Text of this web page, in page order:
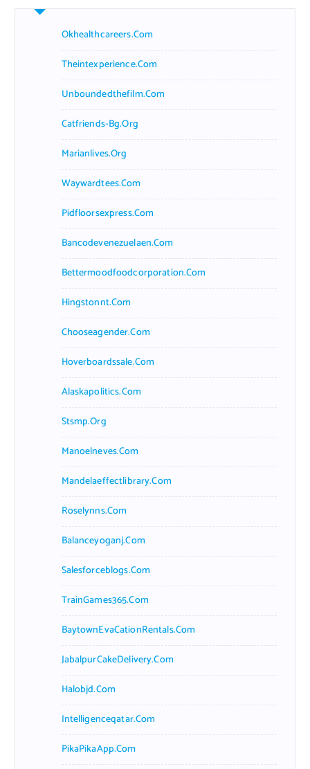
Okhealthcareers.com
Theintexperience.com
Unboundedthefilm.com
Catfriends-Bg.org
Marianlives.org
Waywardtees.com
Pidfloorsexpress.com
Bancodevenezuelaen.com
Bettermoodfoodcorporation.com
Hingstonnt.com
Chooseagender.com
Hoverboardssale.com
Alaskapolitics.com
Stsmp.org
Manoelneves.com
Mandelaeffectlibrary.com
Roselynns.com
Balanceyoganj.com
Salesforceblogs.com
TrainGames365.com
BaytownEvaCationRentals.com
JabalpurCakeDelivery.com
Halobjd.com
Intelligenceqatar.com
PikaPikaApp.com